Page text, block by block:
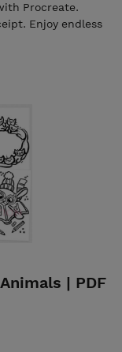
Procreate.
Enjoy endless
| PDF